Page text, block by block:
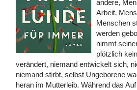
andere,
Arbeit,
Menschen
werden
nimmt
plötzlich
verändert, niemand entwickelt sich,
niemand stirbt, selbst Ungeborene
heran im Mutterleib. Während das